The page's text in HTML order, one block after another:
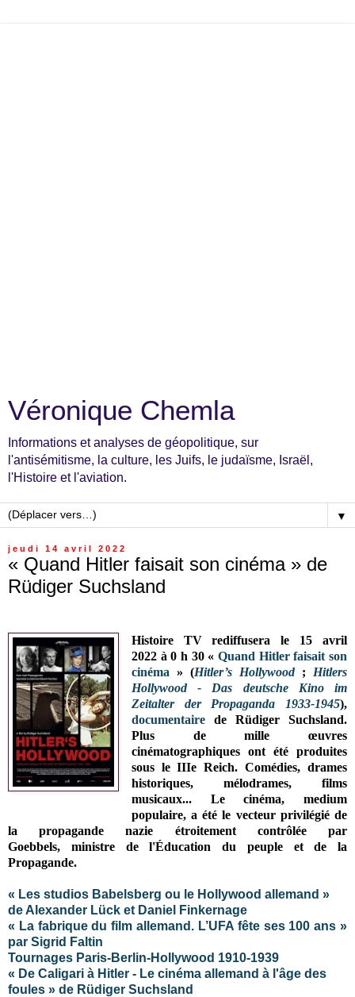
Véronique Chemla
Informations et analyses de géopolitique, sur
l'antisémitisme, la culture, les Juifs, le judaïsme, Israël,
l'Histoire et l'aviation.
▼
jeudi 14 avril 2022
« Quand Hitler faisait son cinéma » de
Rüdiger Suchsland
Histoire TV rediffusera le 15 avril
2022 à 0 h 30 « Quand Hitler faisait son
cinéma » (Hitler’s Hollywood; Hitlers
Hollywood - Das deutsche Kino im
Zeitalter der Propaganda 1933-1945),
documentairede Rüdiger Suchsland.
Plus de mille œuvres
cinématographiques ont été produites
sous le IIIe Reich. Comédies, drames
historiques, mélodrames, films
musicaux... Le cinéma, medium
populaire, a été le vecteur privilégié de
la propagande nazie étroitement contrôlée par
Goebbels, ministre de l'Éducation du peuple et de la
Propagande.
« Les studios Babelsberg ou le Hollywood allemand »
de Alexander Lück et Daniel Finkernage
« La fabrique du film allemand. L’UFA fête ses 100 ans »
par Sigrid Faltin
Tournages Paris-Berlin-Hollywood 1910-1939
« De Caligari à Hitler - Le cinéma allemand à l'âge des
foules » de Rüdiger Suchsland